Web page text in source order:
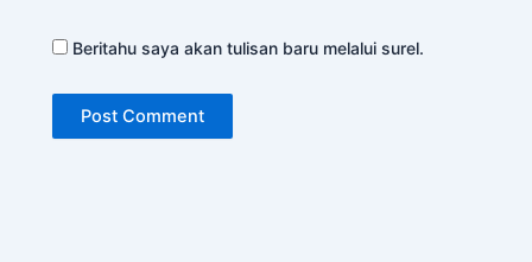
Beritahu saya akan tulisan baru melalui surel.